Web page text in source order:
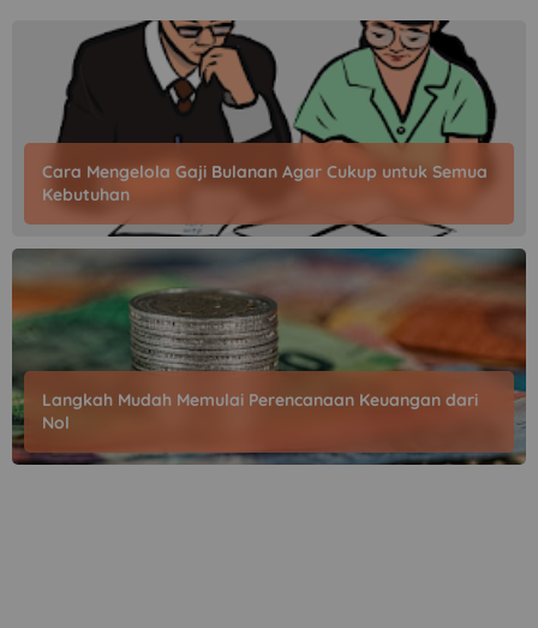
Cara Mengelola Gaji Bulanan Agar Cukup untuk Semua
Kebutuhan
Langkah Mudah Memulai Perencanaan Keuangan dari
Nol